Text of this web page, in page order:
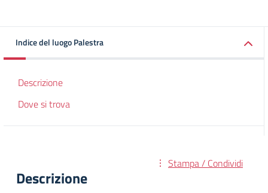
Indice del luogo Palestra
Descrizione
Dove si trova
Stampa / Condividi
Descrizione